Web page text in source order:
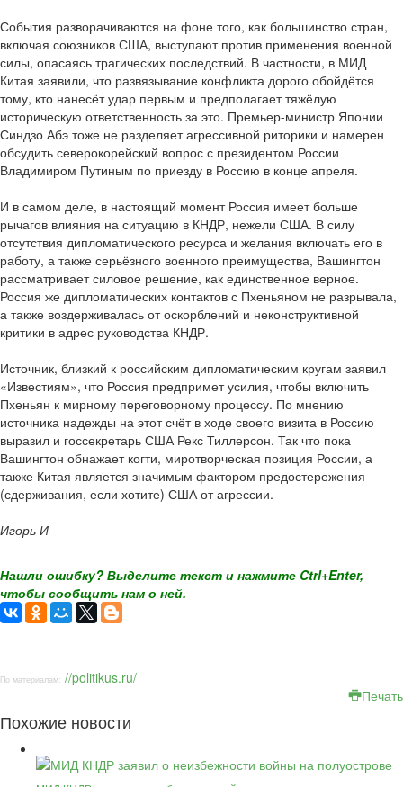
События разворачиваются на фоне того, как большинство стран,
включая союзников США, выступают против применения военной
силы, опасаясь трагических последствий. В частности, в МИД
Китая заявили, что развязывание конфликта дорого обойдётся
тому, кто нанесёт удар первым и предполагает тяжёлую
историческую ответственность за это. Премьер-министр Японии
Синдзо Абэ тоже не разделяет агрессивной риторики и намерен
обсудить северокорейский вопрос с президентом России
Владимиром Путиным по приезду в Россию в конце апреля.
И в самом деле, в настоящий момент Россия имеет больше
рычагов влияния на ситуацию в КНДР, нежели США. В силу
отсутствия дипломатического ресурса и желания включать его в
работу, а также серьёзного военного преимущества, Вашингтон
рассматривает силовое решение, как единственное верное.
Россия же дипломатических контактов с Пхеньяном не разрывала,
а также воздерживалась от оскорблений и неконструктивной
критики в адрес руководства КНДР.
Источник, близкий к российским дипломатическим кругам заявил
«Известиям», что Россия предпримет усилия, чтобы включить
Пхеньян к мирному переговорному процессу. По мнению
источника надежды на этот счёт в ходе своего визита в Россию
выразил и госсекретарь США Рекс Тиллерсон. Так что пока
Вашингтон обнажает когти, миротворческая позиция России, а
также Китая является значимым фактором предостережения
(сдерживания, если хотите) США от агрессии.
Игорь И
Нашли ошибку? Выделите текст и нажмите Ctrl+Enter,
чтобы сообщить нам о ней.
По материалам: //politikus.ru/
Печать
Похожие новости